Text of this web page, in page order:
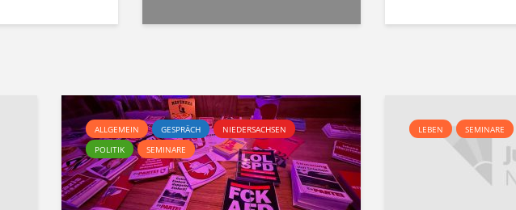
ALLGEMEIN GESPRÄCH
NIEDERSACHSEN
POLITIK
SEMINARE
LEBEN SEMINARE